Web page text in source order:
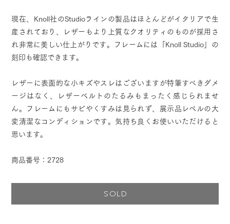
現在、Knoll社のStudioラインの製品はほとんどがイタリアで生
産されており、レザーもより上質なクオリティのものが採用さ
れ非常に美しい仕上がりです。フレームには「Knoll Studio」の
刻印も確認できます。
レザーに表面的な小キズやスレはございますが特筆すべきダメ
ージはなく、レザーベルトのたるみもまったく感じられませ
ん。フレームにもサビやくすみは見られず、展示品レベルの大
変清潔なコンディションです。気持ち良くお使いいただけると
思います。
商品番号：2728
SOLD